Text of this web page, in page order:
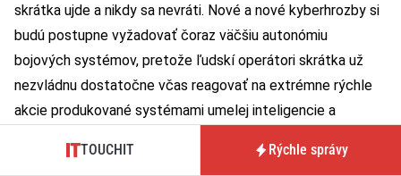
skrátka ujde a nikdy sa nevráti. Nové a nové kyberhrozby si
budú postupne vyžadovať čoraz väčšiu autonómiu
bojových systémov, pretože ľudskí operátori skrátka už
nezvládnu dostatočne včas reagovať na extrémne rýchle
akcie produkované systémami umelej inteligencie a
obranné systémy plne automatické, pretože človek by
TOUCHIT Rýchle správy